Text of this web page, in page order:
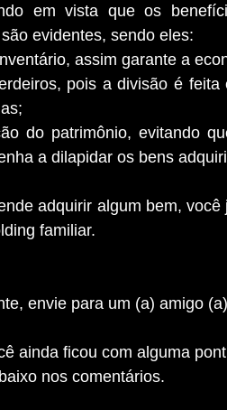
em vista que os
evidentes, sendo eles:
assim garante a
pois a divisão é
do patrimônio, evitando
a dilapidar os bens
adquirir algum bem,
familiar.
envie para um (a) amigo
ainda ficou com alguma
nos comentários.